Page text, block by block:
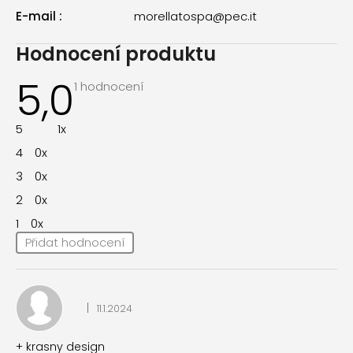
E-mail : morellatospa@pec.it
Hodnocení produktu
5,0Průměrné
1 hodnocení
5
1x
4
0x
3
0x
2
0x
1
0x
Přidat hodnocení
p
i
s
h
Hodnocení produktu je 5 z 5 hvězdiček.
| 11.1.2024
+ krasny design